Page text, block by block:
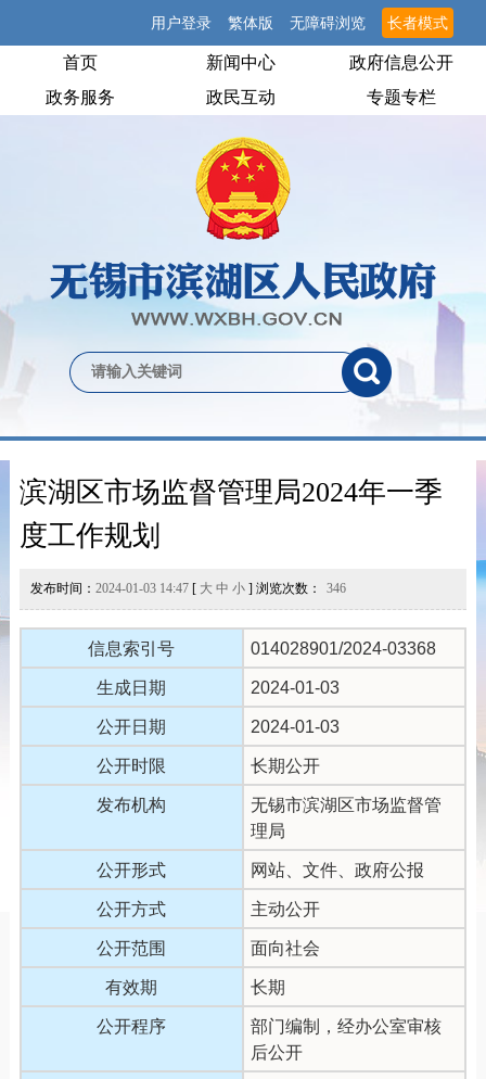
用户登录 繁体版 无障碍浏览 长者模式
首页 新闻中心
政府信息公开
政务服务
政民互动 专题专栏
滨湖区市场监督管理局2024年一季
度工作规划
发布时间： 2024-01-03 14:47[ 大 中 小] 浏览次数： 346
信息索引号 014028901/2024-03368
生成日期 2024-01-03
公开日期 2024-01-03
公开时限 长期公开
发布机构
无锡市滨湖区市场监督管
理局
公开形式 网站、文件、政府公报
公开方式 主动公开
公开范围 面向社会
有效期 长期
公开程序
部门编制，经办公室审核
后公开